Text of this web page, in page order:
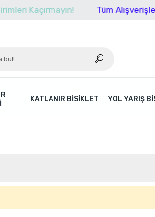
Kaçırmayın! Tüm
KATLANIR BISIKLET YOL YARIŞ